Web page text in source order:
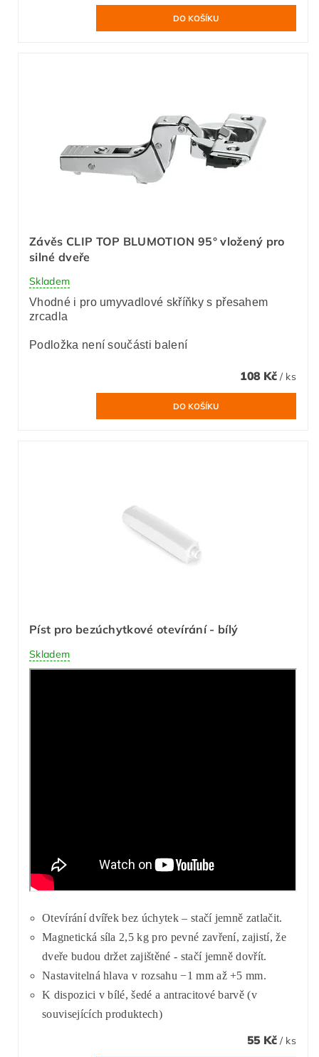
Závěs CLIP TOP BLUMOTION 95° vložený pro
silné dveře
Skladem
Vhodné i pro umyvadlové skříňky s přesahem
zrcadla
Podložka není součásti balení
108 Kč / ks
Píst pro bezúchytkové otevírání - bílý
Skladem
Otevírání dvířek bez úchytek – stačí jemně zatlačit.
Magnetická síla 2,5 kg pro pevné zavření, zajistí, že
dveře budou držet zajištěné - stačí jemně dovřít.
Nastavitelná hlava v rozsahu −1 mm až +5 mm.
K dispozici v bílé, šedé a antracitové barvě (v
souvisejících produktech)
55 Kč / ks